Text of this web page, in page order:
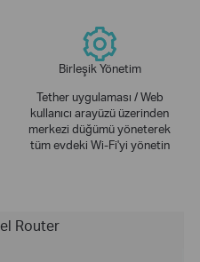
Birleşik Yönetim
Tether uygulaması / Web
kullanıcı arayüzü üzerinden
merkezi düğümü yöneterek
tüm evdeki Wi-Fi'yi yönetin
Router